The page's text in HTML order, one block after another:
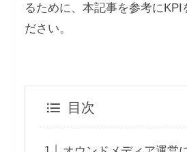
るために、本記事を参考にKPI
ださい。
目次